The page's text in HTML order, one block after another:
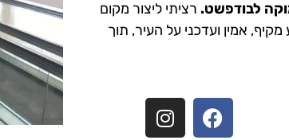
לבודפשט. רציתי ליצור מקום
אמין ועדכני על העיר, תוך